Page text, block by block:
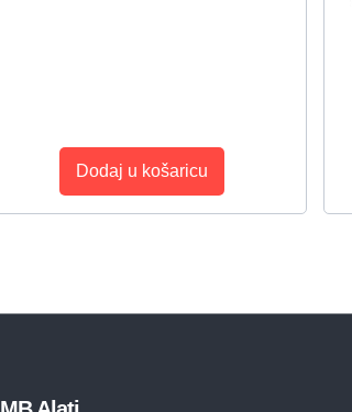
Dodaj u košaricu